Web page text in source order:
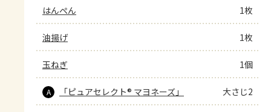
はんぺん 1枚
油揚げ 1枚
玉ねぎ 1個
A 「ピュアセレクト® マヨネーズ」 大さじ2